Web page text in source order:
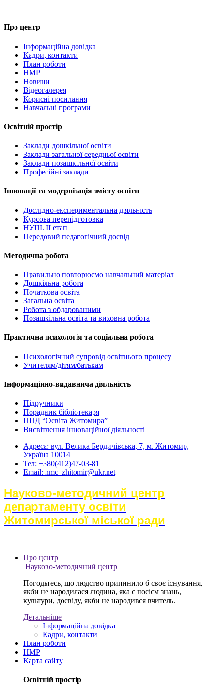
Про центр
Інформаційна довідка
Кадри, контакти
План роботи
НМР
Новини
Відеогалерея
Корисні посилання
Навчальні програми
Освітній простір
Заклади дошкільної освіти
Заклади загальної середньої освіти
Заклади позашкільної освіти
Професійні заклади
Інновації та модернізація змісту освіти
Дослідно-експериментальна діяльність
Курсова перепідготовка
НУШ. ІІ етап
Передовий педагогічний досвід
Методична робота
Правильно повторюємо навчальний матеріал
Дошкільна робота
Початкова освіта
Загальна освіта
Робота з обдарованими
Позашкільна освіта та виховна робота
Практична психологія та соціальна робота
Психологічний супровід освітнього процесу
Учителям/дітям/батькам
Інформаційно-видавнича діяльність
Підручники
Порадник бібліотекаря
ППД “Освіта Житомира”
Висвітлення інноваційної діяльності
Адреса: вул. Велика Бердичівська, 7, м. Житомир,
Україна 10014
Тел: +380(412)47-03-81
Email: nmc_zhitomir@ukr.net
Науково-методичний центр
департаменту освіти
Житомирської міської ради
Про центр
Науково-методичний центр
Погодьтесь, що людство припинило б своє існування,
якби не народилася людина, яка є носієм знань,
культури, досвіду, якби не народився вчитель.
Детальніше
Інформаційна довідка
Кадри, контакти
План роботи
НМР
Карта сайту
Освітній простір